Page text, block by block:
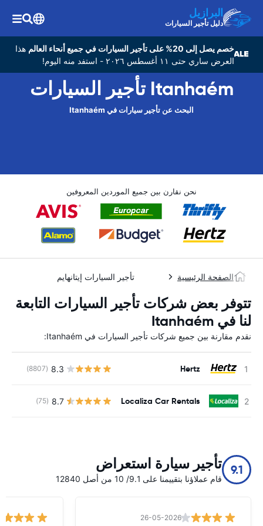
البرازيل
دليل تأجير السيارات
خصم يصل إلى 20% على تأجير السيارات في جميع أنحاء العالم
هذا
العرض ساري حتى ١١ أغسطس ٢٠٢٦ - استفد منه اليوم!
Itanhaém تأجير السيارات
البحث عن تأجير سيارات في Itanhaém
نحن نقارن بين جميع الموردين المعروفين
الصفحة الرئيسية تأجير السيارات إيتانهايم
تتوفر بعض شركات تأجير السيارات التابعة
لنا في Itanhaém
نقدم مقارنة بين جميع شركات تأجير السيارات في Itanhaém:
Hertz
8.3
(8807)
Localiza Car Rentals
8.7
(75)
9.1 تأجير سيارة استعراض
قام عملاؤنا بتقييمنا على 9.1/ 10 من أصل 12840
26-05-2026